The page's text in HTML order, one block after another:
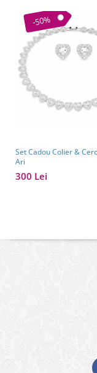
-50%
Set Cadou Colier &
Ari
300 Lei